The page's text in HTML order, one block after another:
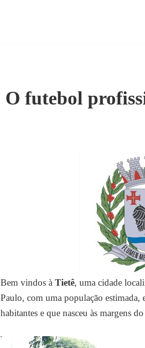
O futebol
Bem vindos àTietê, uma cidade
Paulo, com uma população
habitantes e que nasceu às margens